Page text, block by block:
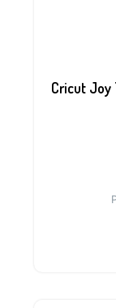
Cricut Joy